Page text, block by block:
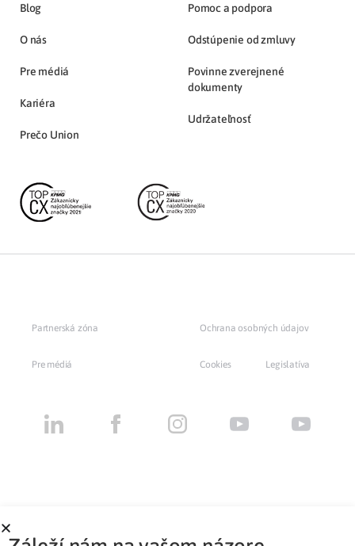
Blog
O nás
Pre médiá
Kariéra
Prečo Union
Pomoc a podpora
Odstúpenie od zmluvy
Povinne zverejnené
dokumenty
Udržateľnosť
Partnerská zóna
Pre médiá
Ochrana osobných údajov
Cookies Legislatíva